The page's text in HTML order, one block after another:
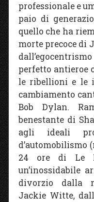
professionale e
paio di
quello che ha
morte precoce di
perfetto antieroe
le ribellioni e le
cambiamento
Bob Dylan.
benestante di
agli ideali
d’automobilismo
24 ore di Le
un’inossidabile
divorzio dalla
Jackie Witte,